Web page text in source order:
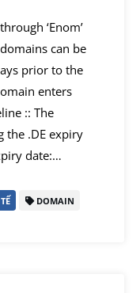
‘Enom’
can be
prior to the
enters
:: The
the .DE expiry
date:…
DOMAIN